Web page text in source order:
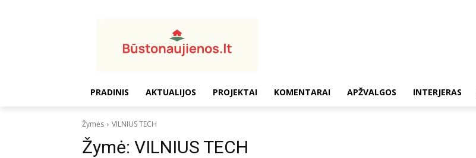
PRADINIS AKTUALIJOS PROJEKTAI KOMENTARAI APŽVALGOS INTERJERAS
Žymės VILNIUS TECH
Žymė: VILNIUS TECH